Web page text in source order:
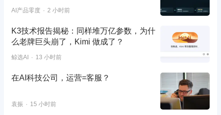
AI产品零度 2 小时前
K3技术报告揭秘：同样堆万亿参数，为什
么老牌巨头崩了，Kimi 做成了？
鲸选AI 13 小时前
在AI科技公司，运营=客服？
袁振 15 小时前